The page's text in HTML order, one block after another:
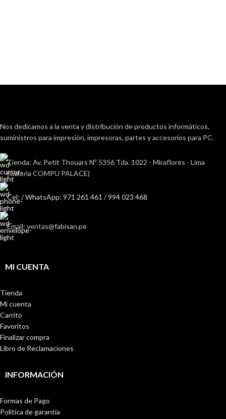
Nos dedicamos a la venta y distribución de productos informáticos,
suministros para impresión, impresoras, partes y accesorios para PC.
Tienda: Av. Petit Thouars Nª 5356 Tda. 1022 - Miraflores - Lima
(Galerìa COMPU PALACE)
Cel: / WhatsApp: 971 261 461 / 994 023 468
Email: ventas@fabisan.pe
MI CUENTA
Tienda
Mi cuenta
Carrito
Favoritos
Finalizar compra
Libro de Reclamaciones
INFORMACIÓN
Formas de Pago
Política de garantía